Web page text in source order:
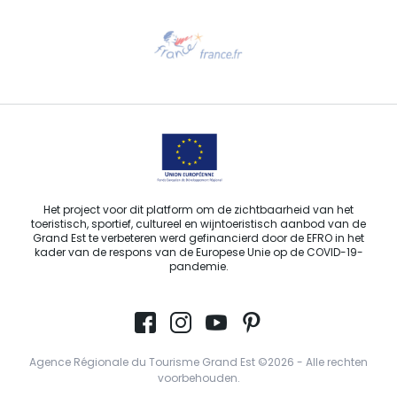
Stuur ons een e-mail
Het project voor dit platform om de zichtbaarheid van het
toeristisch, sportief, cultureel en wijntoeristisch aanbod van de
Grand Est te verbeteren werd gefinancierd door de EFRO in het
kader van de respons van de Europese Unie op de COVID-19-
pandemie.
Agence Régionale du Tourisme Grand Est ©2026 - Alle rechten
voorbehouden.